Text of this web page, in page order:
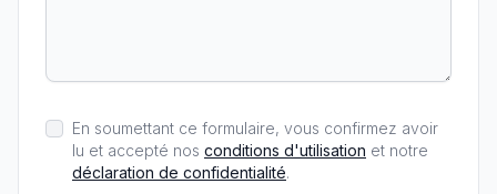
En soumettant ce formulaire, vous confirmez avoir
lu et accepté nos conditions d'utilisation et notre
déclaration de confidentialité.